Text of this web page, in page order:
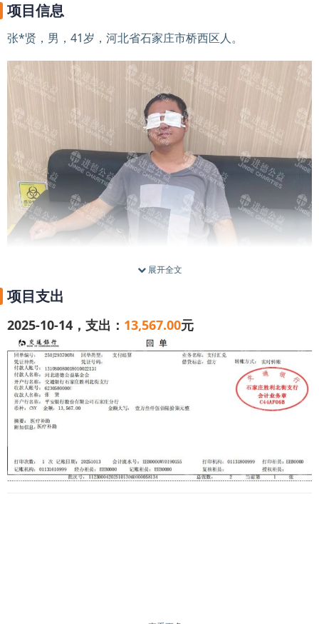
项目信息
张*贤，男，41岁，河北省石家庄市桥西区人。
我曾有个幸福的家，家境优渥。父亲做工程，收入不错，
展开全文
项目支出
2025-10-14，支出： 13,567.00元